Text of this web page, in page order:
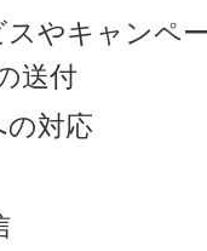
やキャンペ
送付
の対応